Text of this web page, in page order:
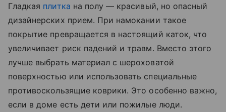
Гладкая плитка на полу — красивый, но опасный
дизайнерских прием. При намокании такое
покрытие превращается в настоящий каток, что
увеличивает риск падений и травм. Вместо этого
лучше выбрать материал с шероховатой
поверхностью или использовать специальные
противоскользящие коврики. Это особенно важно,
если в доме есть дети или пожилые люди.